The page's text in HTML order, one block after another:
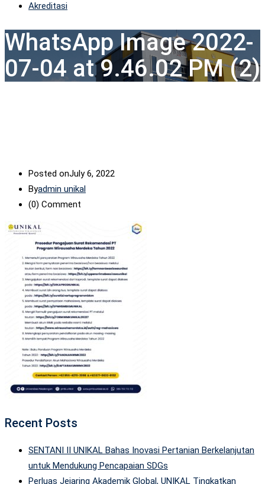
Akreditasi
WhatsApp Image 2022-
07-04 at 9.46.02 PM (2)
Posted onJuly 6, 2022
Byadmin unikal
(0) Comment
Recent Posts
SENTANI II UNIKAL Bahas Inovasi Pertanian Berkelanjutan
untuk Mendukung Pencapaian SDGs
Perluas Jejaring Akademik Global, UNIKAL Tingkatkan